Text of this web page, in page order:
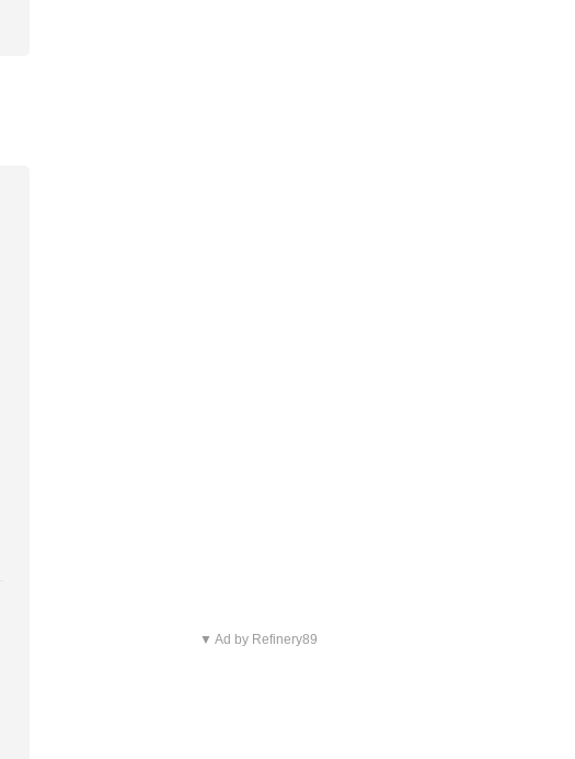
▼ Ad by Refinery89